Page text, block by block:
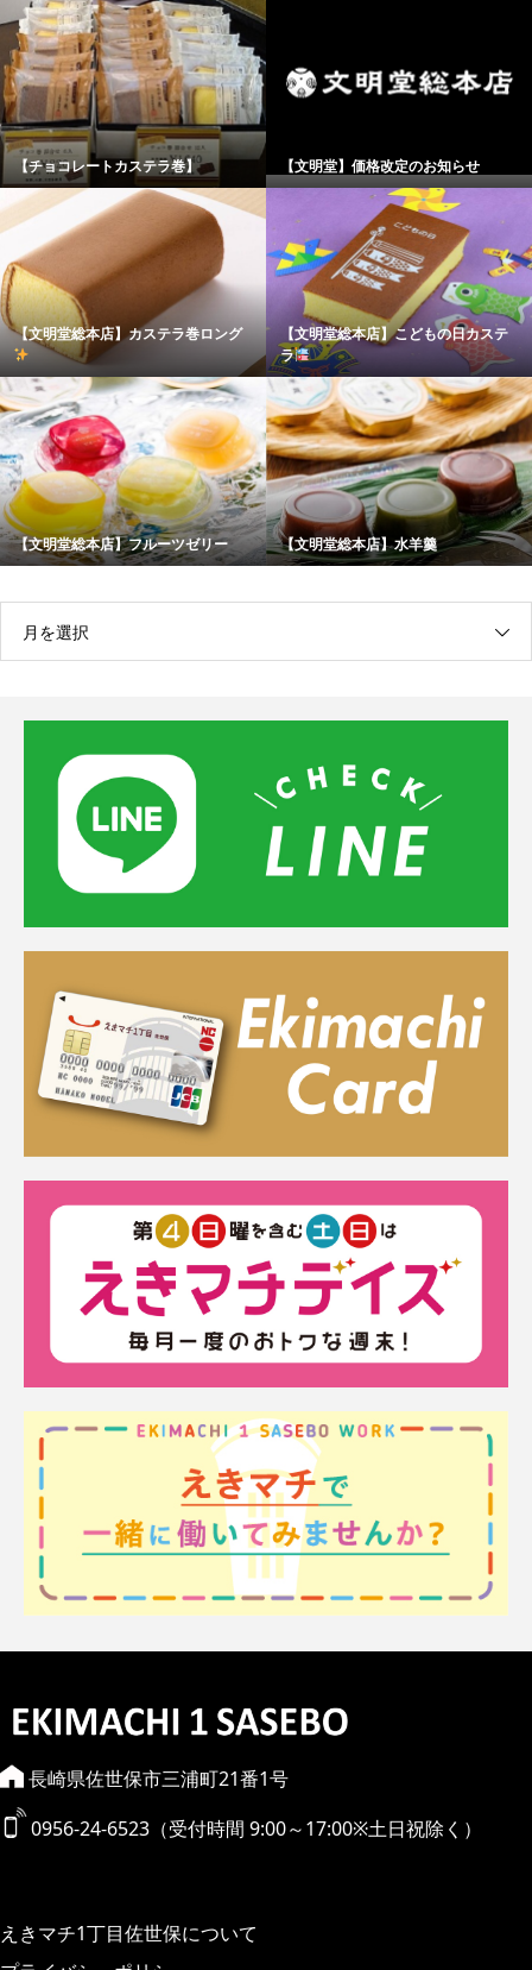
【チョコレートカステラ巻】 【文明堂】価格改定のお知らせ
【文明堂総本店】カステラ巻ロング
【文明堂総本店】こどもの日カステ
ラ
【文明堂総本店】フルーツゼリー 【文明堂総本店】水羊羹
月を選択
長崎県佐世保市三浦町21番1号
0956-24-6523（受付時間 9:00～17:00※土日祝除く）
えきマチ1丁目佐世保について